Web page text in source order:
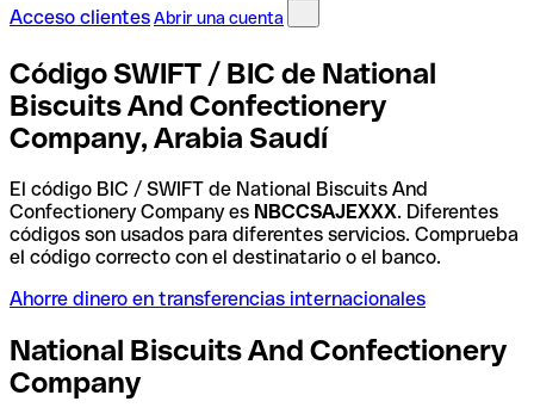
Acceso clientesAbrir una cuenta
Código SWIFT / BIC de National
Biscuits And Confectionery
Company, Arabia Saudí
El código BIC / SWIFT de National Biscuits And
Confectionery Company es NBCCSAJEXXX. Diferentes
códigos son usados para diferentes servicios. Comprueba
el código correcto con el destinatario o el banco.
Ahorre dinero en transferencias internacionales
National Biscuits And Confectionery
Company